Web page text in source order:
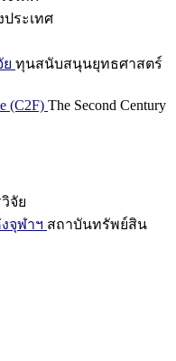
ระเทศ
ทุนสนับสนุนยุทธศาสตร์
(C2F) The Second Century
จัย
จุฬาฯ สถาบันทรัพย์สิน